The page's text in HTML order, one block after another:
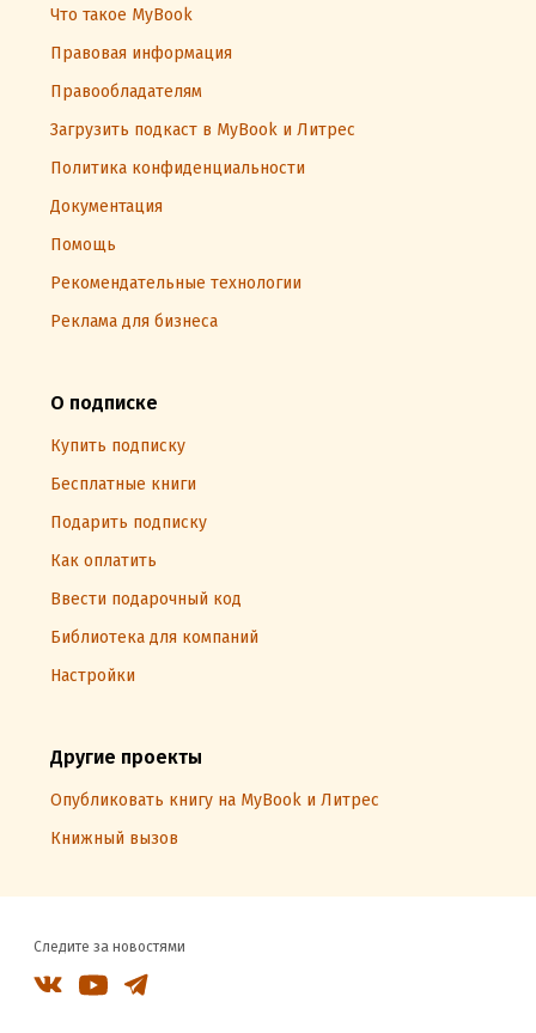
Что такое MyBook
Правовая информация
Правообладателям
Загрузить подкаст в MyBook и Литрес
Политика конфиденциальности
Документация
Помощь
Рекомендательные технологии
Реклама для бизнеса
О подписке
Купить подписку
Бесплатные книги
Подарить подписку
Как оплатить
Ввести подарочный код
Библиотека для компаний
Настройки
Другие проекты
Опубликовать книгу на MyBook и Литрес
Книжный вызов
Следите за новостями